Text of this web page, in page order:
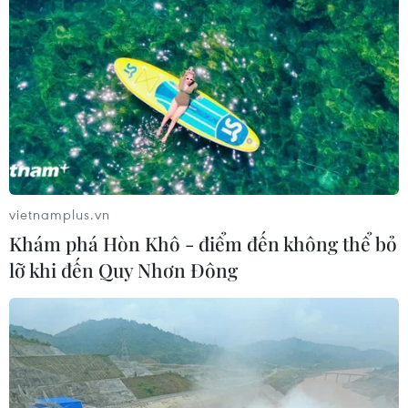
chịu kinh phí sửa chữa do công trình vẫn đang trong
thời gian bảo hành.
vietnamplus.vn
Khám phá Hòn Khô - điểm đến không thể bỏ
lỡ khi đến Quy Nhơn Đông